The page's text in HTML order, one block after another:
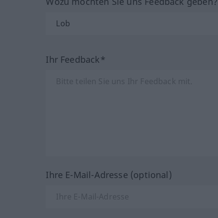
Ihr Feedback*
Ihre E-Mail-Adresse (optional)